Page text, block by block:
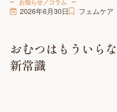
お知らせ／コラム
2026年6月30日 フェムケア
おむつはもういら
新常識